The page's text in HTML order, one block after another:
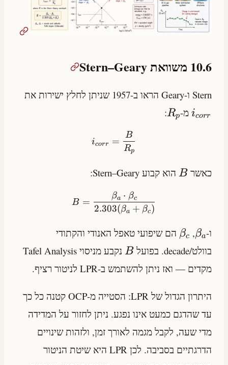
10.6 משוואת Stern–Geary
Stern ו-Geary הראו ב-1957 שניתן לחלץ ישירות את
icorr מ- Rp
:
icorr =
Rp
B
כאשר B הוא קבוע Stern–Geary:
B =
2.303(βa + βc)
βa ⋅ βc
ו- βa
,
βc
הם שיפועי טאפל האנודי והקתודי
בוולט/decade. בפועל
B
נקבע מניסוי Tafel Analysis
מקדים — ואז ניתן להשתמש ב-LPR לניטור רציף.
היתרון הגדול של LPR: הסטייה מ-OCP קטנה כל כך
עד שהדגם כמעט אינו נפגע. ניתן לחזור על המדידה
מדי שעה, לקבל מגמה לאורך זמן, ולזהות שינויים
הדרגתיים בסביבה. לכן LPR היא שיטת הניטור